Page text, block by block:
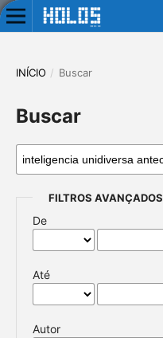
INÍCIO / Buscar
Buscar
FILTROS AVANÇADOS
De
Até
Autor